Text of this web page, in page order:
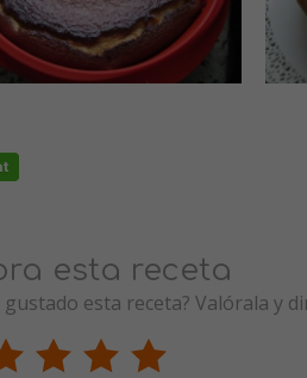
esta receta
gustado esta receta? Valórala y